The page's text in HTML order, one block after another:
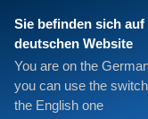
Sie befinden sich auf
deutschen Website
You are on the
you can use the
the English one